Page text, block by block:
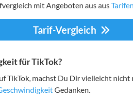
mit Angeboten aus aus
Tarif-Vergleich
für TikTok?
TikTok, machst Du Dir vielleicht
Gedanken.